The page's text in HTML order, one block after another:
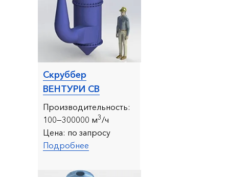
Скруббер
ВЕНТУРИ СВ
Производительность:
100—300000 м3/ч
Цена: по запросу
Подробнее